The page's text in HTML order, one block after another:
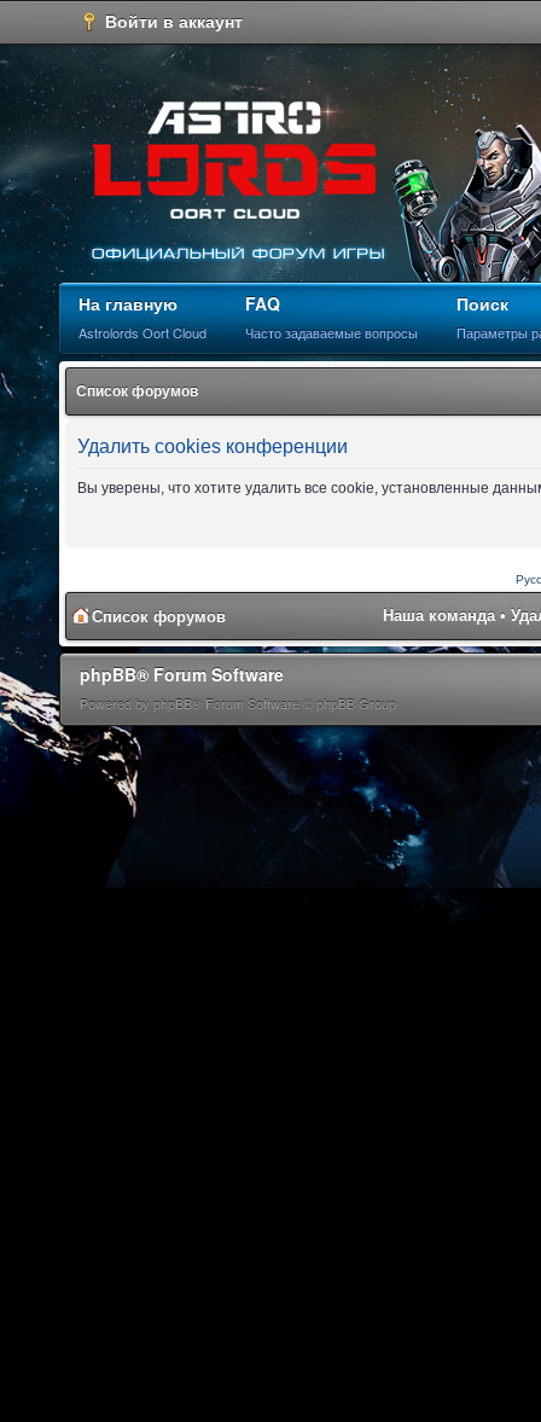
Войти в аккаунт
На главную
Astrolords Oort Cloud
FAQ
Часто задаваемые вопросы
Поиск
Параметры
Список форумов
Удалить cookies конференции
Вы уверены, что хотите удалить все cookie, установленные
Список форумов Наша команда•
phpBB® Forum Software
Powered by phpBB® Forum Software © phpBB Group